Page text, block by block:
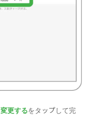
変更するをタップして完